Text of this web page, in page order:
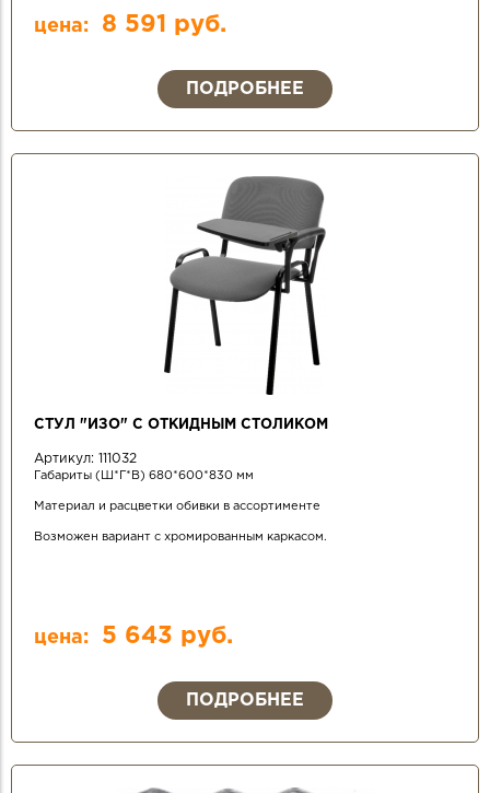
цена: 8 591 руб.
ПОДРОБНЕЕ
СТУЛ "ИЗО" С ОТКИДНЫМ СТОЛИКОМ
Артикул: 111032
Габариты (Ш*Г*В) 680*600*830 мм
Материал и расцветки обивки в ассортименте
Возможен вариант с хромированным каркасом.
цена: 5 643 руб.
ПОДРОБНЕЕ